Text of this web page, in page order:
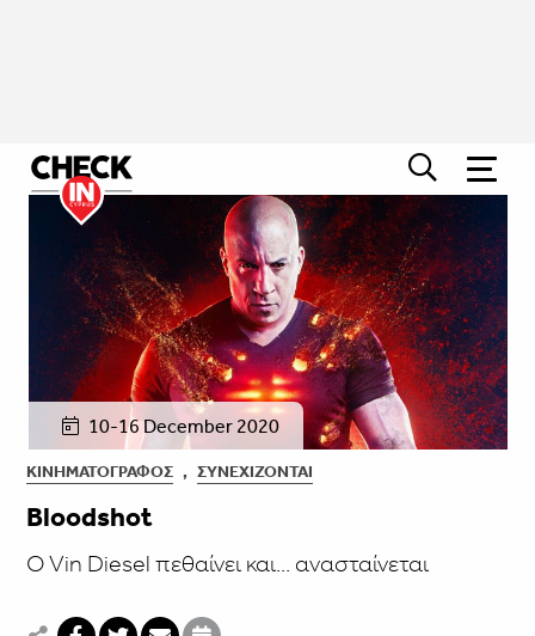
10-16 December 2020
ΚΙΝΗΜΑΤΟΓΡΆΦΟΣ , ΣΥΝΕΧΊΖΟΝΤΑΙ
Bloodshot
Ο Vin Diesel πεθαίνει και... ανασταίνεται